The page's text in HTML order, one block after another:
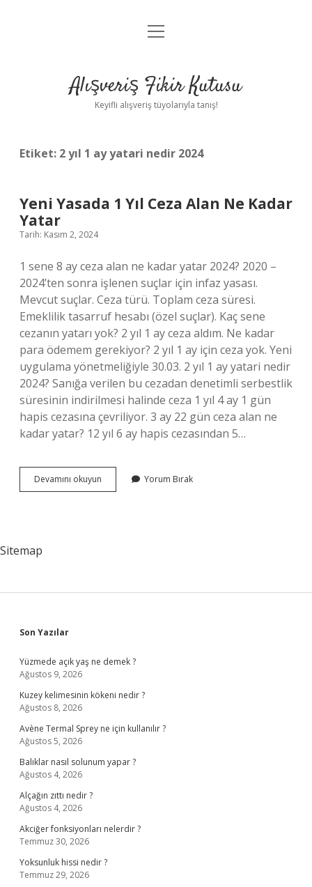
Anasayfa
Yasal Uyarı
menüyü
Alışveriş Fikir Kutusu
Keyifli alışveriş tüyolarıyla tanış!
Etiket: 2 yıl 1 ay yatari nedir 2024
Yeni Yasada 1 Yıl Ceza Alan Ne Kadar
Yatar
Tarih: Kasım 2, 2024
1 sene 8 ay ceza alan ne kadar yatar 2024? 2020 –
2024’ten sonra işlenen suçlar için infaz yasası.
Mevcut suçlar. Ceza türü. Toplam ceza süresi.
Emeklilik tasarruf hesabı (özel suçlar). Kaç sene
cezanın yatarı yok? 2 yıl 1 ay ceza aldım. Ne kadar
para ödemem gerekiyor? 2 yıl 1 ay için ceza yok. Yeni
uygulama yönetmeliğiyle 30.03. 2 yıl 1 ay yatari nedir
2024? Sanığa verilen bu cezadan denetimli serbestlik
süresinin indirilmesi halinde ceza 1 yıl 4 ay 1 gün
hapis cezasına çevriliyor. 3 ay 22 gün ceza alan ne
kadar yatar? 12 yıl 6 ay hapis cezasından 5…
Devamını okuyun
Yasada
Yorum Bırak
Sitemap
Sidebar
Son Yazılar
Yüzmede açık yaş ne demek ?
Ağustos 9, 2026
Kuzey kelimesinin kökeni nedir ?
Ağustos 8, 2026
Avène Termal Sprey ne için kullanılır ?
Ağustos 5, 2026
Balıklar nasıl solunum yapar ?
Ağustos 4, 2026
Alçağın zıttı nedir ?
Ağustos 4, 2026
Akciğer fonksiyonları nelerdir ?
Temmuz 30, 2026
Yoksunluk hissi nedir ?
Temmuz 29, 2026